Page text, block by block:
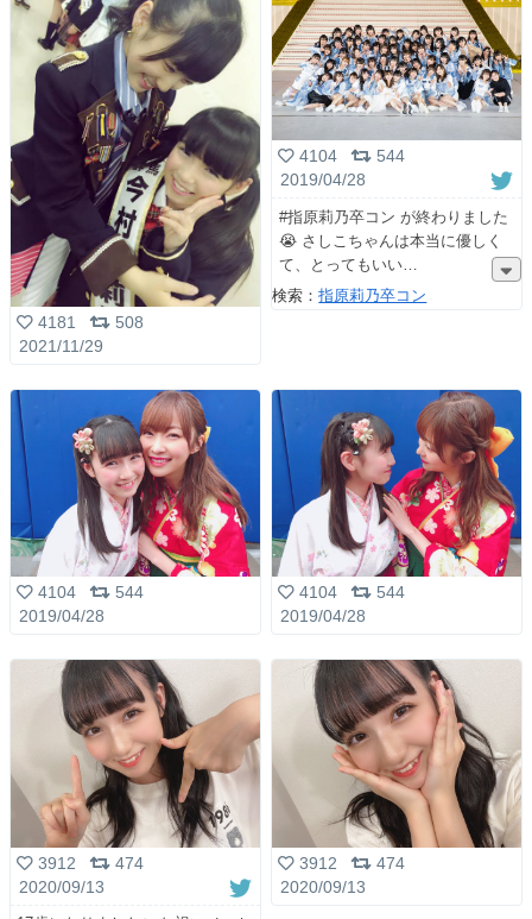
4181
508
2021/11/29
4104
544
2019/04/28
#指原莉乃卒コン が終わりました
😭 さしこちゃんは本当に優しく
て、とってもいい
検索：指原莉乃卒コン
4104
544
2019/04/28
4104
544
2019/04/28
3912
474
2020/09/13
3912
474
2020/09/13